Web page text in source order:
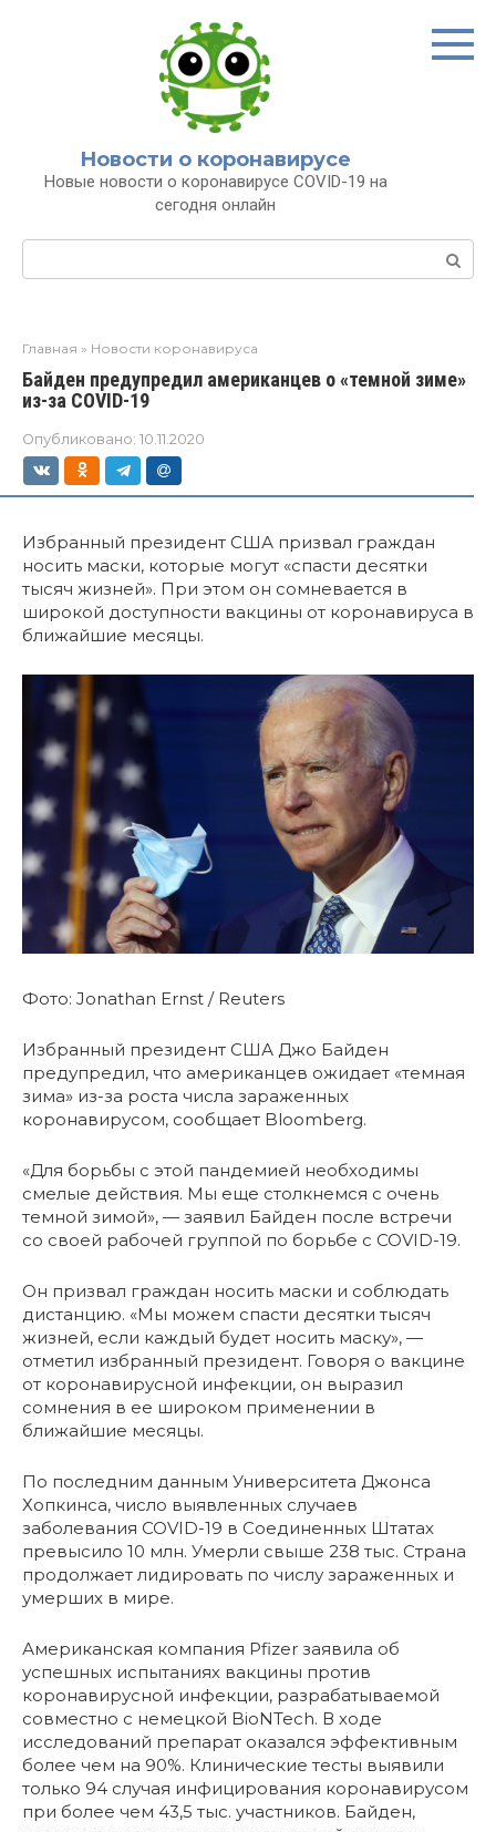
Новости о коронавирусе
Новые новости о коронавирусе COVID-19 на
сегодня онлайн
Главная » Новости коронавируса
Байден предупредил американцев о «темной зиме»
из-за COVID-19
Опубликовано: 10.11.2020
Избранный президент США призвал граждан
носить маски, которые могут «спасти десятки
тысяч жизней». При этом он сомневается в
широкой доступности вакцины от коронавируса в
ближайшие месяцы.
Фото: Jonathan Ernst / Reuters
Избранный президент США Джо Байден
предупредил, что американцев ожидает «темная
зима» из-за роста числа зараженных
коронавирусом, сообщает Bloomberg.
«Для борьбы с этой пандемией необходимы
смелые действия. Мы еще столкнемся с очень
темной зимой», — заявил Байден после встречи
со своей рабочей группой по борьбе с COVID-19.
Он призвал граждан носить маски и соблюдать
дистанцию. «Мы можем спасти десятки тысяч
жизней, если каждый будет носить маску», —
отметил избранный президент. Говоря о вакцине
от коронавирусной инфекции, он выразил
сомнения в ее широком применении в
ближайшие месяцы.
По последним данным Университета Джонса
Хопкинса, число выявленных случаев
заболевания COVID-19 в Соединенных Штатах
превысило 10 млн. Умерли свыше 238 тыс. Страна
продолжает лидировать по числу зараженных и
умерших в мире.
Американская компания Pfizer заявила об
успешных испытаниях вакцины против
коронавирусной инфекции, разрабатываемой
совместно с немецкой BioNTech. В ходе
исследований препарат оказался эффективным
более чем на 90%. Клинические тесты выявили
только 94 случая инфицирования коронавирусом
при более чем 43,5 тыс. участников. Байден,